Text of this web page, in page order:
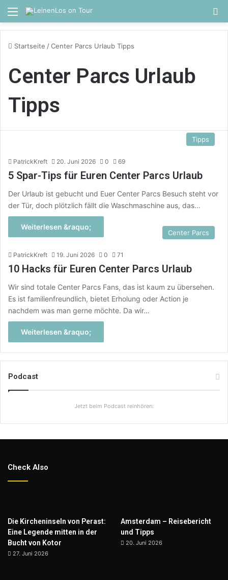
Menü
Startseite /Center Parcs Urlaub Tipps
Center Parcs Urlaub
Tipps
Tipps
PatrickKreft 20. Juni 2026 0 69
5 Spar-Tips für Euren Center Parcs Urlaub
Der Urlaub ist gebucht und Euer Center Parcs Besuch steht vor
der Tür, doch plötzlich fällt die Waschmaschine aus, das…
Weiterlesen &raquo;
Center Parcs
PatrickKreft 19. Juni 2026 0 71
10 Hacks für Euren Center Parcs Urlaub
Wir sind totale Center Parcs Fans, das ist kaum zu übersehen.
Es ist familienfreundlich, bietet Erholung oder Action je
nachdem was man gerne möchte. Da wir…
Weiterlesen &raquo;
Podcast
Jetzt beim Podcast reinhören:
Check Also
Die Kircheninseln von Perast:
Eine Legende mitten in der
Bucht von Kotor
27. Juni 2026
Amsterdam – Reisebericht
und Tipps
20. Juni 2026